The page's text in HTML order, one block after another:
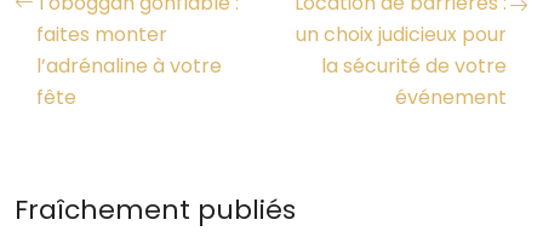
faites monter
l’adrénaline à votre
fête
un choix judicieux pour
la sécurité de votre
événement
Fraîchement publiés